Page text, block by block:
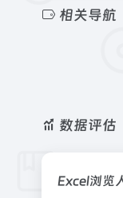
相关导航
数据评估
Excel浏览